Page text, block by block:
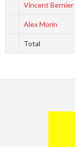
Vincent Bernier
Alex Morin
Total